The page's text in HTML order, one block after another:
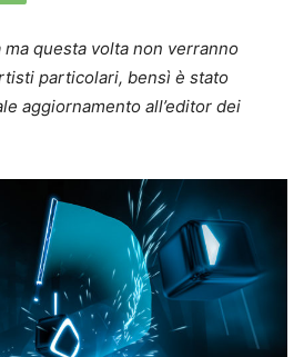
questa volta non verranno
particolari, bensì è stato
aggiornamento all’editor dei